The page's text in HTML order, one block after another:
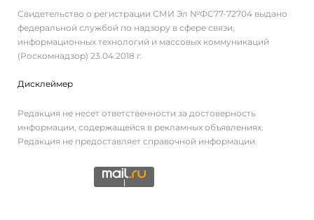
Свидетельство о регистрации СМИ Эл №ФС77-72704 выдано
федеральной службой по надзору в сфере связи,
информационных технологий и массовых коммуникаций
(Роскомнадзор) 23.04.2018 г.
Дисклеймер
Редакция не несет ответственности за достоверность
информации, содержащейся в рекламных объявлениях.
Редакция не предоставляет справочной информации.